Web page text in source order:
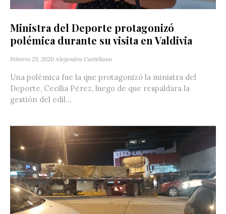
Ministra del Deporte protagonizó
polémica durante su visita en Valdivia
Febrero 25, 2020 Alejandra Castellano
Una polémica fue la que protagonizó la ministra del
Deporte, Cecilia Pérez, luego de que respaldara la
gestión del edil...